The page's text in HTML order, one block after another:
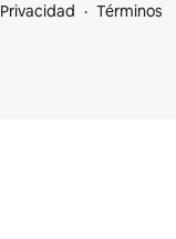
Privacidad
Términos